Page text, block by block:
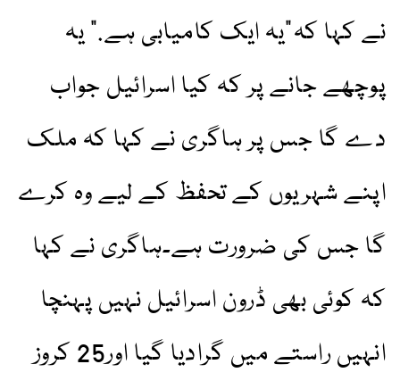
نے کہا کہ”یہ ایک کامیابی ہے.” یہ
پوچھے جانے پر کہ کیا اسرائیل جواب
دے گا جس پر ہاگری نے کہا کہ ملک
اپنے شہریوں کے تحفظ کے لیے وہ کرے
گا جس کی ضرورت ہے۔ہاگری نے کہا
کہ کوئی بھی ڈرون اسرائیل نہیں پہنچا
انہیں راستے میں گرادیا گیا اور25 کروز